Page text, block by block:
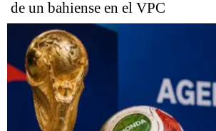
de un bahiense en el VPC